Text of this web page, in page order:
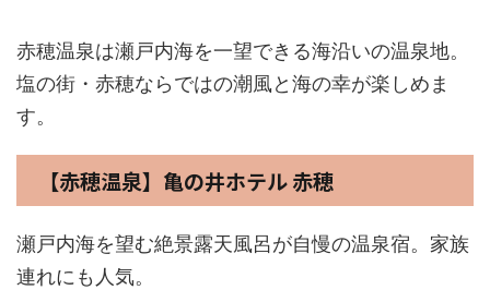
赤穂温泉は瀬戸内海を一望できる海沿いの温泉地。
塩の街・赤穂ならではの潮風と海の幸が楽しめま
す。
【赤穂温泉】亀の井ホテル 赤穂
瀬戸内海を望む絶景露天風呂が自慢の温泉宿。家族
連れにも人気。